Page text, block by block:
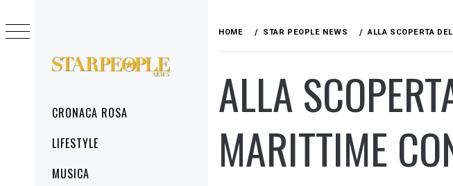
STARPEOPLENEWS
MenuCRONACA ROSA
LIFESTYLE
MUSICA
to
content
HOME STAR PEOPLE NEWS ALLA SCOPERTA
ALLA
MARITTIME